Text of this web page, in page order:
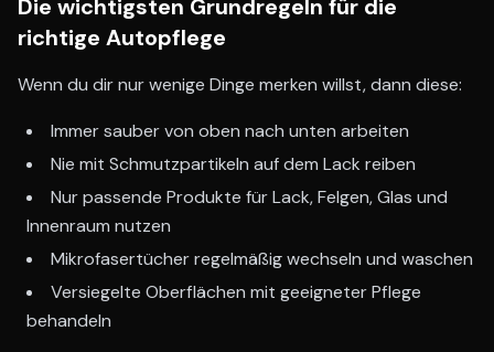
Die wichtigsten Grundregeln für die
richtige Autopflege
Wenn du dir nur wenige Dinge merken willst, dann diese:
Immer sauber von oben nach unten arbeiten
Nie mit Schmutzpartikeln auf dem Lack reiben
Nur passende Produkte für Lack, Felgen, Glas und
Innenraum nutzen
Mikrofasertücher regelmäßig wechseln und waschen
Versiegelte Oberflächen mit geeigneter Pflege
behandeln